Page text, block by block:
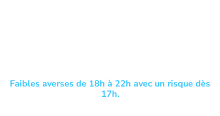
Faibles averses de 18h à 22h avec un risque dès
17h.